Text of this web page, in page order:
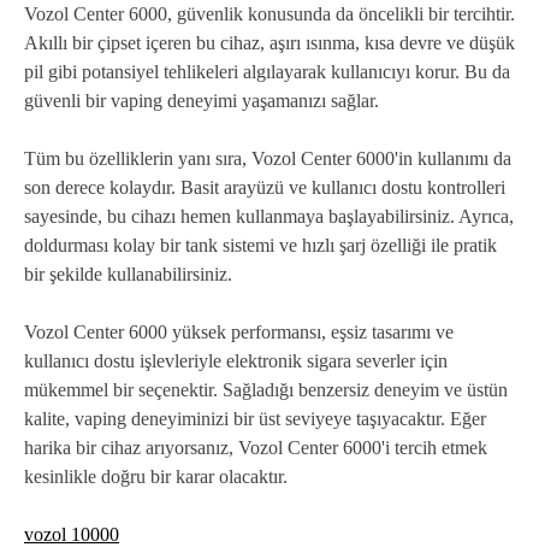
Vozol Center 6000, güvenlik konusunda da öncelikli bir tercihtir.
Akıllı bir çipset içeren bu cihaz, aşırı ısınma, kısa devre ve düşük
pil gibi potansiyel tehlikeleri algılayarak kullanıcıyı korur. Bu da
güvenli bir vaping deneyimi yaşamanızı sağlar.
Tüm bu özelliklerin yanı sıra, Vozol Center 6000'in kullanımı da
son derece kolaydır. Basit arayüzü ve kullanıcı dostu kontrolleri
sayesinde, bu cihazı hemen kullanmaya başlayabilirsiniz. Ayrıca,
doldurması kolay bir tank sistemi ve hızlı şarj özelliği ile pratik
bir şekilde kullanabilirsiniz.
Vozol Center 6000 yüksek performansı, eşsiz tasarımı ve
kullanıcı dostu işlevleriyle elektronik sigara severler için
mükemmel bir seçenektir. Sağladığı benzersiz deneyim ve üstün
kalite, vaping deneyiminizi bir üst seviyeye taşıyacaktır. Eğer
harika bir cihaz arıyorsanız, Vozol Center 6000'i tercih etmek
kesinlikle doğru bir karar olacaktır.
vozol 10000